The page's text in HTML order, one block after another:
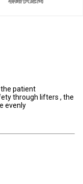
the patient
through lifters , the
evenly